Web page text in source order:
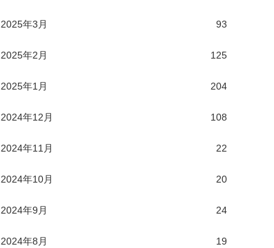
2025年3月 93
2025年2月 125
2025年1月 204
2024年12月 108
2024年11月 22
2024年10月 20
2024年9月 24
2024年8月 19